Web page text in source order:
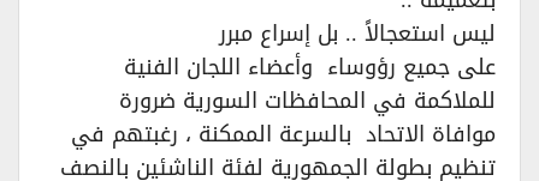
ليس استعجالاً .. بل إسراع مبرر
على جميع رؤوساء وأعضاء اللجان الفنية
للملاكمة في المحافظات السورية ضرورة
موافاة الاتحاد بالسرعة الممكنة ، رغبتهم في
تنظيم بطولة الجمهورية لفئة الناشئين بالنصف